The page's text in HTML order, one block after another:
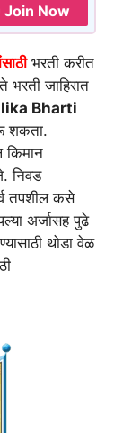
Join Now
भरती करीत
भरती जाहिरात
Bharti
शकता.
किमान
निवड
तपशील कसे
अर्जासह पुढे
थोडा वेळ